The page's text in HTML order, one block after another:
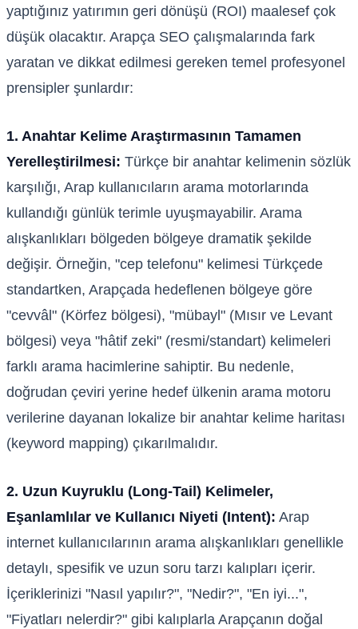
yaptığınız yatırımın geri dönüşü (ROI) maalesef çok
düşük olacaktır. Arapça SEO çalışmalarında fark
yaratan ve dikkat edilmesi gereken temel profesyonel
prensipler şunlardır:
1. Anahtar Kelime Araştırmasının Tamamen
Yerelleştirilmesi: Türkçe bir anahtar kelimenin sözlük
karşılığı, Arap kullanıcıların arama motorlarında
kullandığı günlük terimle uyuşmayabilir. Arama
alışkanlıkları bölgeden bölgeye dramatik şekilde
değişir. Örneğin, "cep telefonu" kelimesi Türkçede
standartken, Arapçada hedeflenen bölgeye göre
"cevvâl" (Körfez bölgesi), "mübayl" (Mısır ve Levant
bölgesi) veya "hâtif zeki" (resmi/standart) kelimeleri
farklı arama hacimlerine sahiptir. Bu nedenle,
doğrudan çeviri yerine hedef ülkenin arama motoru
verilerine dayanan lokalize bir anahtar kelime haritası
(keyword mapping) çıkarılmalıdır.
2. Uzun Kuyruklu (Long-Tail) Kelimeler,
Eşanlamlılar ve Kullanıcı Niyeti (Intent): Arap
internet kullanıcılarının arama alışkanlıkları genellikle
detaylı, spesifik ve uzun soru tarzı kalıpları içerir.
İçeriklerinizi "Nasıl yapılır?", "Nedir?", "En iyi...",
"Fiyatları nelerdir?" gibi kalıplarla Arapçanın doğal